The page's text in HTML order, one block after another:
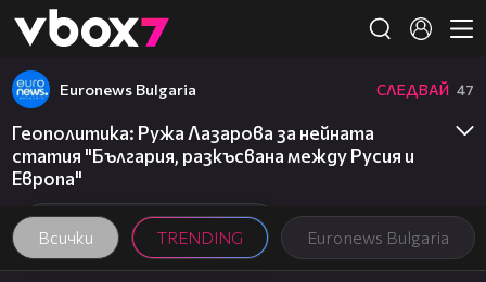
👾
Всички TRENDING Euronews Bulgaria
Euronews Bulgaria СЛЕДВАЙ 47
Геополитика: Ружа Лазарова за нейната
статия "България, разкъсвана между Русия и
Европа"